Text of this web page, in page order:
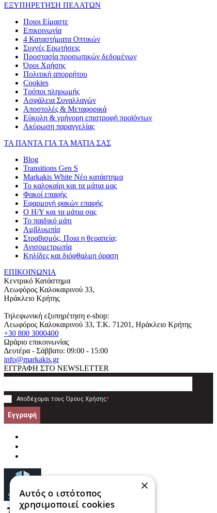
ΕΞΥΠΗΡΕΤΗΣΗ ΠΕΛΑΤΩΝ
Ποιοι Είμαστε
Επικοινωνία
4 Καταστήματα Οπτικών
Συχνές Ερωτήσεις
Προστασία προσωπικών δεδομένων
Όροι Χρήσης
Πολιτική απορρήτου
Cookies
Τρόποι πληρωμής
Ασφάλεια Συναλλαγών
Αποστολές & Μεταφορικά
Εύκολη & γρήγορη επιστροφή προϊόντων
Ακύρωση παραγγελίας
ΤΑ ΠΑΝΤΑ ΓΙΑ ΤΑ ΜΑΤΙΑ ΣΑΣ
Blog
Transitions Gen S
Markakis White Νέο κατάστημα
Το καλοκαίρι και τα μάτια μας
Φακοί επαφής
Εφαρμογή φακών επαφής
Ο Η/Υ και τα μάτια σας
Το παιδικό μάτι
Αμβλυωπία
Στραβισμός. Ποια η θεραπεία;
Ανισομετρωπία
Κηλίδες και διόφθαλμη όραση
ΕΠΙΚΟΙΝΩΝΙΑ
Κεντρικό Κατάστημα
Λεωφόρος Καλοκαιρινού 33,
Ηράκλειο Κρήτης
Τηλεφωνική εξυπηρέτηση e-shop:
Λεωφόρος Καλοκαιρινού 33, T.K. 71201 , Ηράκλειο Κρήτης
+30 800 3000400
Ωράριο επικοινωνίας
Δευτέρα - Σάββατο: 09:00 - 15:00
info@markakis.gr
ΕΓΓΡΑΦΗ ΣΤΟ NEWSLETTER
Αποδέχομαι τους Όρους Χρήσης*
Εγγραφή
×
Αυτός ο ιστότοπος
χρησιμοποιεί cookies